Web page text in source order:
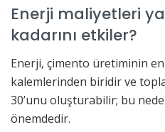
Enerji maliyetleri
kadarını etkiler?
Enerji, çimento üretiminin
kalemlerinden biridir ve
30’unu oluşturabilir; bu
önemdedir.